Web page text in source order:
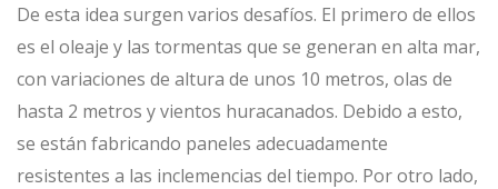
De esta idea surgen varios desafíos. El primero de ellos
es el oleaje y las tormentas que se generan en alta mar,
con variaciones de altura de unos 10 metros, olas de
hasta 2 metros y vientos huracanados. Debido a esto,
se están fabricando paneles adecuadamente
resistentes a las inclemencias del tiempo. Por otro lado,